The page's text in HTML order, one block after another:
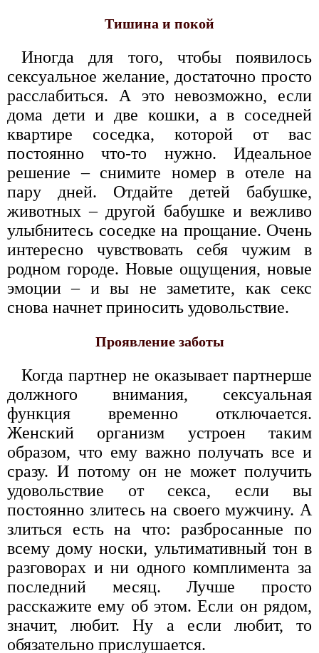
Тишина и покой
Иногда для того, чтобы появилось
сексуальное желание, достаточно просто
расслабиться. А это невозможно, если
дома дети и две кошки, а в соседней
квартире соседка, которой от вас
постоянно что-то нужно. Идеальное
решение – снимите номер в отеле на
пару дней. Отдайте детей бабушке,
животных – другой бабушке и вежливо
улыбнитесь соседке на прощание. Очень
интересно чувствовать себя чужим в
родном городе. Новые ощущения, новые
эмоции – и вы не заметите, как секс
снова начнет приносить удовольствие.
Проявление заботы
Когда партнер не оказывает партнерше
должного внимания, сексуальная
функция временно отключается.
Женский организм устроен таким
образом, что ему важно получать все и
сразу. И потому он не может получить
удовольствие от секса, если вы
постоянно злитесь на своего мужчину. А
злиться есть на что: разбросанные по
всему дому носки, ультимативный тон в
разговорах и ни одного комплимента за
последний месяц. Лучше просто
расскажите ему об этом. Если он рядом,
значит, любит. Ну а если любит, то
обязательно прислушается.